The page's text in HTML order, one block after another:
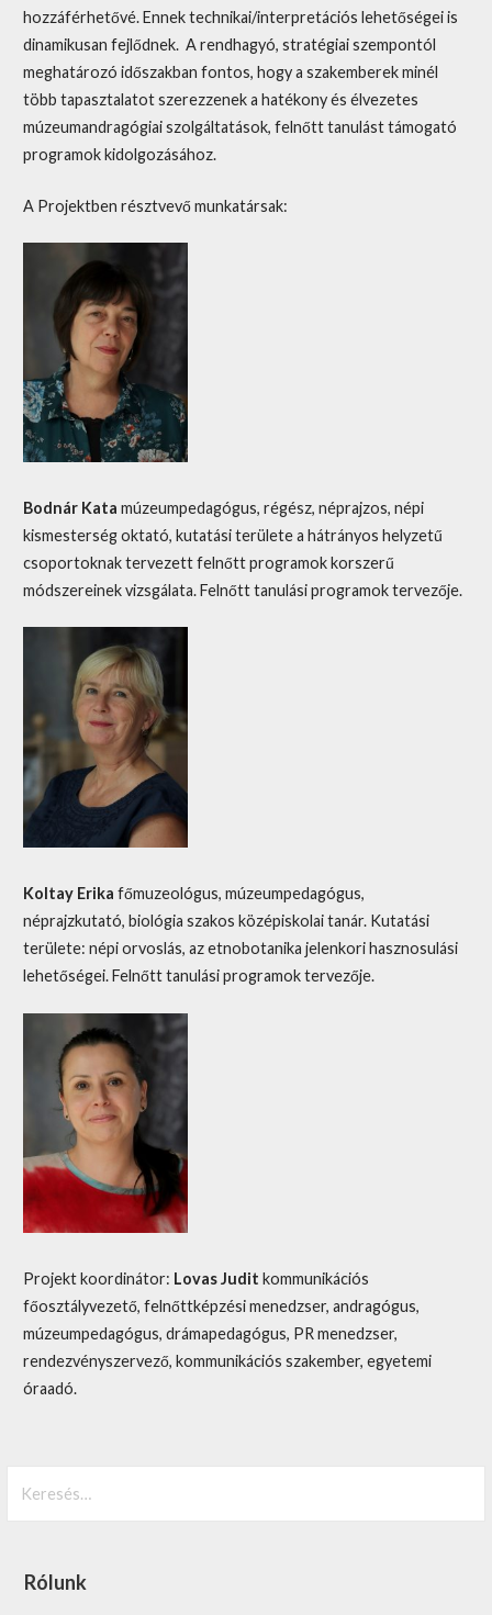
hozzáférhetővé. Ennek technikai/interpretációs lehetőségei is
dinamikusan fejlődnek. A rendhagyó, stratégiai szempontól
meghatározó időszakban fontos, hogy a szakemberek minél
több tapasztalatot szerezzenek a hatékony és élvezetes
múzeumandragógiai szolgáltatások, felnőtt tanulást támogató
programok kidolgozásához.
A Projektben résztvevő munkatársak:
Bodnár Kata múzeumpedagógus, régész, néprajzos, népi
kismesterség oktató, kutatási területe a hátrányos helyzetű
csoportoknak tervezett felnőtt programok korszerű
módszereinek vizsgálata. Felnőtt tanulási programok tervezője.
Koltay Erika főmuzeológus, múzeumpedagógus,
néprajzkutató, biológia szakos középiskolai tanár. Kutatási
területe: népi orvoslás, az etnobotanika jelenkori hasznosulási
lehetőségei. Felnőtt tanulási programok tervezője.
Projekt koordinátor: Lovas Judit kommunikációs
főosztályvezető, felnőttképzési menedzser, andragógus,
múzeumpedagógus, drámapedagógus, PR menedzser,
rendezvényszervező, kommunikációs szakember, egyetemi
óraadó.
Rólunk